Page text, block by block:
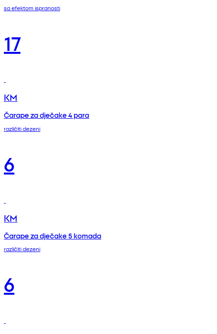
sa efektom ispranosti
17
KM
Čarape za dječake 4 para
različiti dezeni
6
KM
Čarape za dječake 5 komada
različiti dezeni
6